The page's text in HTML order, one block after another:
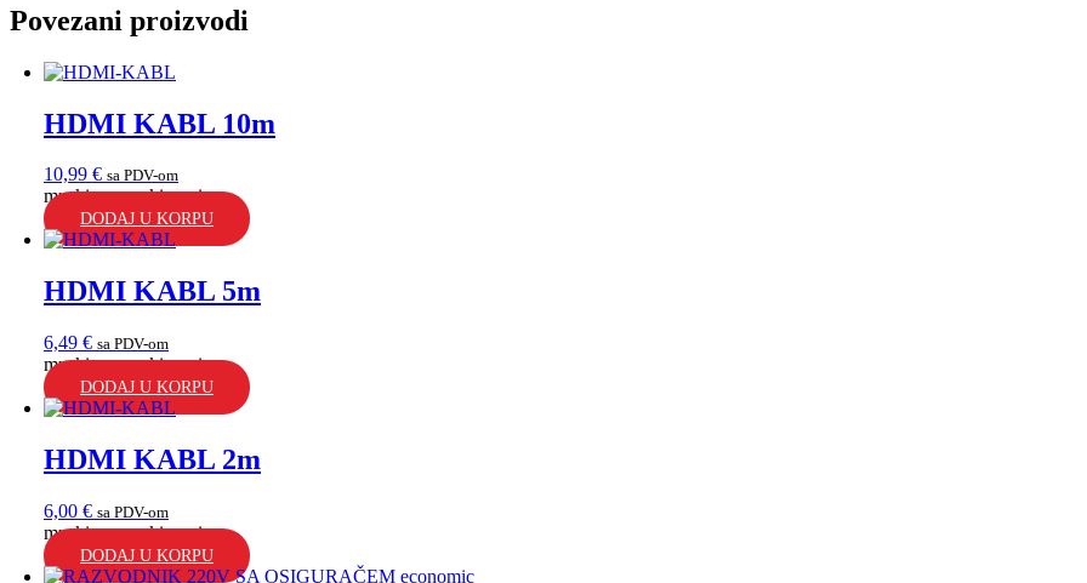
Povezani proizvodi
HDMI KABL 10m
10,99 € sa PDV-om
muski na muski, crni...
DODAJ U KORPU
HDMI KABL 5m
6,49 € sa PDV-om
muski na muski, crni...
DODAJ U KORPU
HDMI KABL 2m
6,00 € sa PDV-om
muski na muski, crni...
DODAJ U KORPU